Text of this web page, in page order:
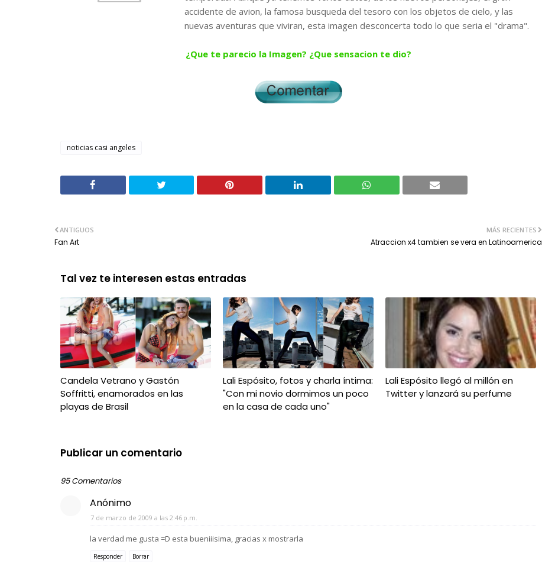
accidente de avion, la famosa busqueda del tesoro con los objetos de cielo, y las
nuevas aventuras que viviran, esta imagen desconcerta todo lo que seria el "drama".
¿Que te parecio la Imagen? ¿Que sensacion te dio?
noticias casi angeles
MÁS RECIENTES
Atraccion x4 tambien se vera en Latinoamerica
ANTIGUOS
Fan Art
Tal vez te interesen estas entradas
Candela Vetrano y Gastón
Soffritti, enamorados en las
playas de Brasil
Lali Espósito, fotos y charla íntima:
"Con mi novio dormimos un poco
en la casa de cada uno"
Lali Espósito llegó al millón en
Twitter y lanzará su perfume
Publicar un comentario
95 Comentarios
Anónimo
7 de marzo de 2009 a las 2:46 p.m.
la verdad me gusta =D esta bueniiisima, gracias x mostrarla
Responder Borrar